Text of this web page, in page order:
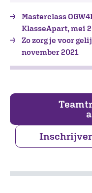
Masterclass
KlasseApart, mei
Zo zorg je voor
november 2021